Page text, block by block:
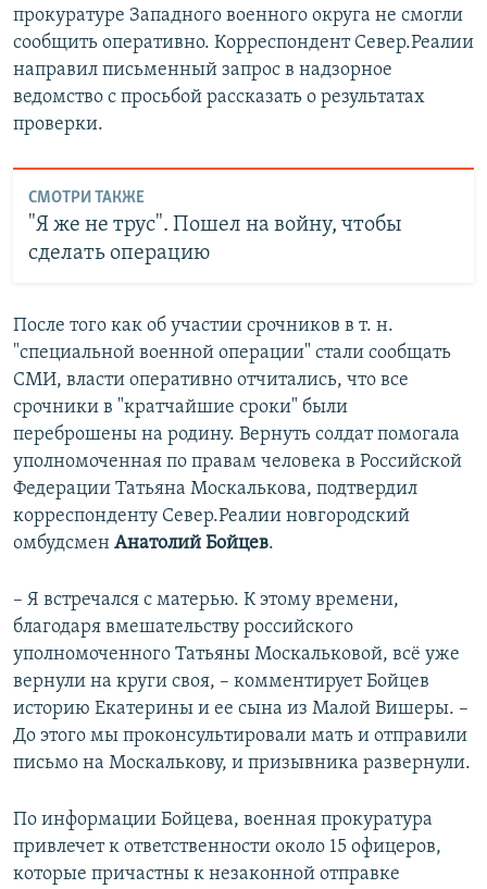
прокуратуре Западного военного округа не смогли
сообщить оперативно. Корреспондент Север.Реалии
направил письменный запрос в надзорное
ведомство с просьбой рассказать о результатах
проверки.
СМОТРИ ТАКЖЕ
"Я же не трус". Пошел на войну, чтобы
сделать операцию
После того как об участии срочников в т. н.
"специальной военной операции" стали сообщать
СМИ, власти оперативно отчитались, что все
срочники в "кратчайшие сроки" были
переброшены на родину. Вернуть солдат помогала
уполномоченная по правам человека в Российской
Федерации Татьяна Москалькова, подтвердил
корреспонденту Север.Реалии новгородский
омбудсмен Анатолий Бойцев.
– Я встречался с матерью. К этому времени,
благодаря вмешательству российского
уполномоченного Татьяны Москальковой, всё уже
вернули на круги своя, – комментирует Бойцев
историю Екатерины и ее сына из Малой Вишеры. –
До этого мы проконсультировали мать и отправили
письмо на Москалькову, и призывника развернули.
По информации Бойцева, военная прокуратура
привлечет к ответственности около 15 офицеров,
которые причастны к незаконной отправке